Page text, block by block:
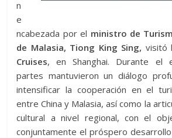
n
e
ncabezada por el ministro de
de Malasia, Tiong King Sing, visitó
Cruises, en Shanghai. Durante el
partes mantuvieron un diálogo
intensificar la cooperación en el
entre China y Malasia, así como la
cultural a nivel regional, con el
conjuntamente el próspero